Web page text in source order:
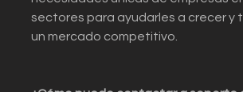
sectores para ayudarles a crecer y
un mercado competitivo.